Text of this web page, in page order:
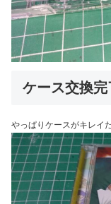
ケース交換完
やっぱりケースがキレイ